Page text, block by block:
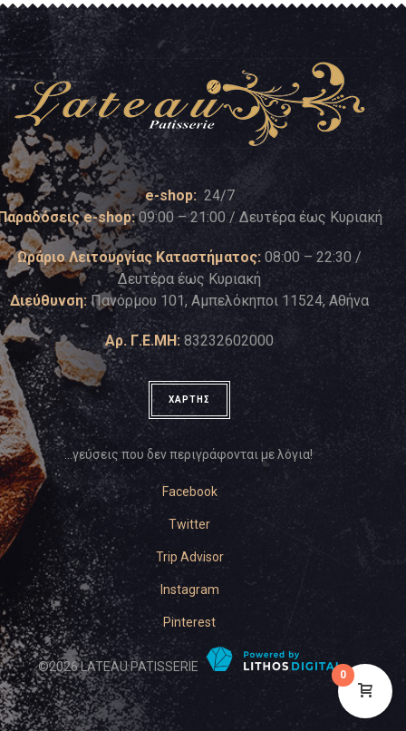
0
e-shop: 24/7
e-shop:09:00 – 21:00 / Δευτέρα έως Κυριακή
Ωράριο Λειτουργίας Καταστήματος: 08:00 – 22:30 /
Δευτέρα έως Κυριακή
Διεύθυνση: Πανόρμου 101, Αμπελόκηποι 11524, Αθήνα
Αρ. Γ.Ε.ΜΗ: 83232602000
ΧΑΡΤΗΣ
…γεύσεις που δεν περιγράφονται με λόγια!
Facebook
Twitter
Trip Advisor
Instagram
Pinterest
©2026LATEAU PATISSERIE